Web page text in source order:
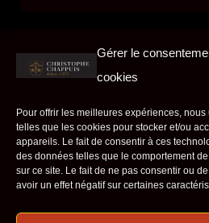
Gérer le
cookies
Pour offrir les meilleures expériences,
telles que les cookies pour stocker et/ou
appareils. Le fait de consentir à ces
des données telles que le comportement
sur ce site. Le fait de ne pas consentir ou
avoir un effet négatif sur certaines
cépage est originaire de
mais il se plaît beaucoup à
vin très subtil aux arômes
d’abricots. Il va très bien
mer, du poisson ou pour